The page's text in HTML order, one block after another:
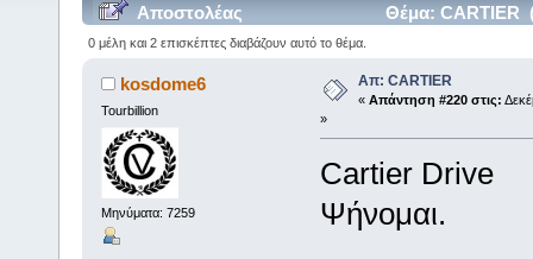
Αποστολέας Θέμα: CARTIER
0 μέλη και 2 επισκέπτες διαβάζουν αυτό το θέμα.
kosdome6
Tourbillion
Μηνύματα: 7259
Απ: CARTIER
« Απάντηση #220 στις:
»
Cartier Drive
Ψήνομαι.